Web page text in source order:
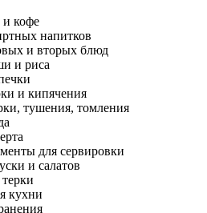
и кофе
напитков
и вторых блюд
и риса
и кипячения
тушения, томления
для сервировки
и салатов
кухни